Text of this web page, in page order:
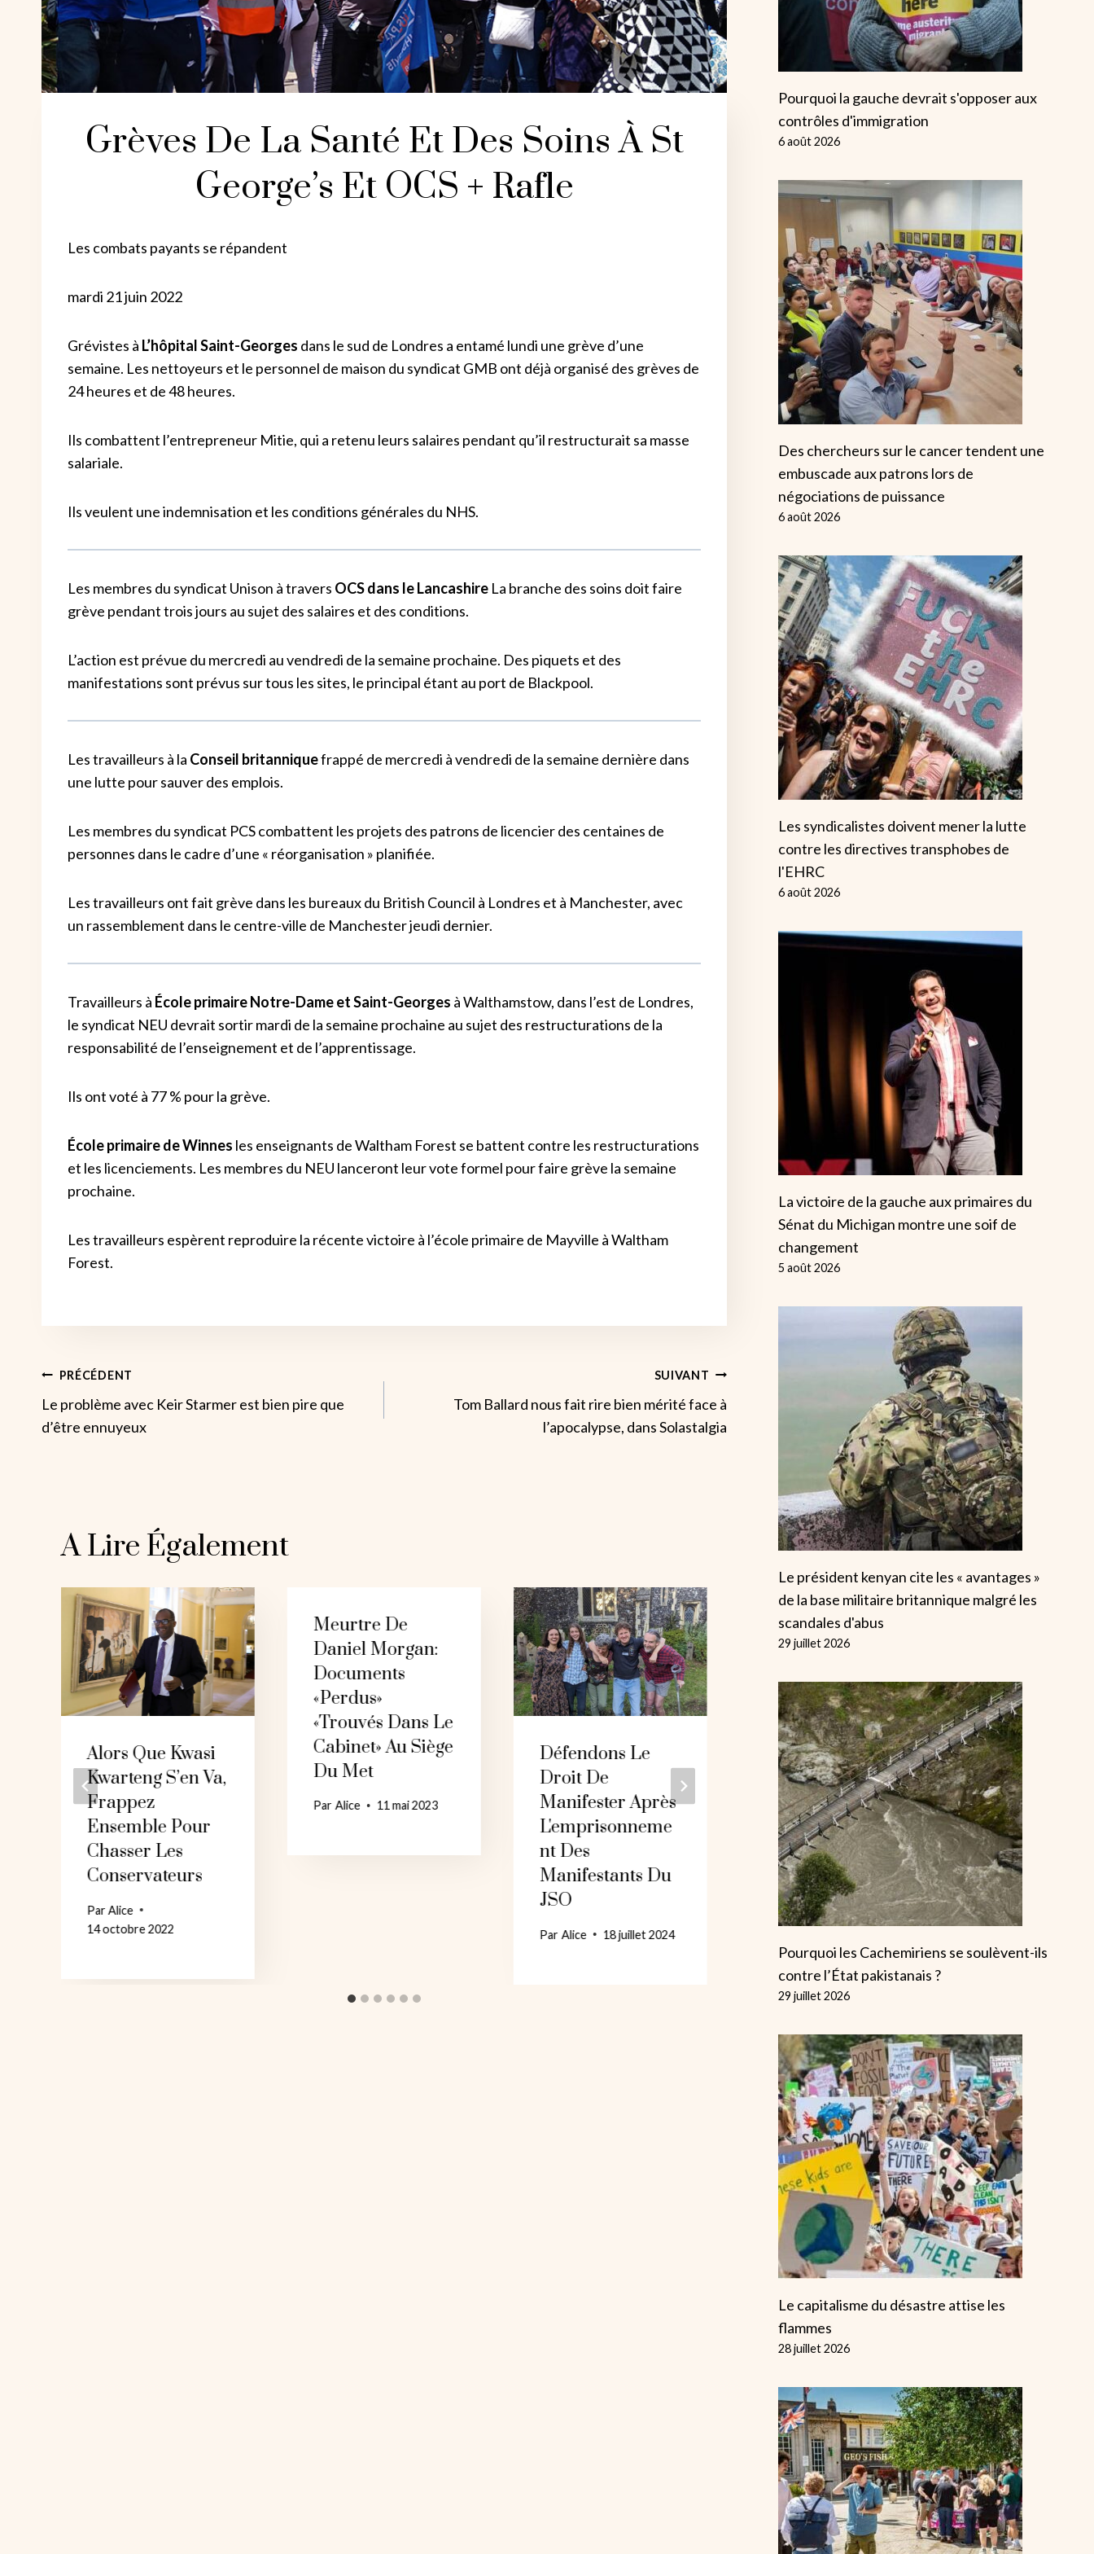
Grèves De La Santé Et Des Soins À St
George’s Et OCS + Rafle
Les combats payants se répandent
mardi 21 juin 2022
Grévistes à L’hôpital Saint-Georges dans le sud de Londres a entamé lundi une grève d’une
semaine. Les nettoyeurs et le personnel de maison du syndicat GMB ont déjà organisé des grèves de
24 heures et de 48 heures.
Ils combattent l’entrepreneur Mitie, qui a retenu leurs salaires pendant qu’il restructurait sa masse
salariale.
Ils veulent une indemnisation et les conditions générales du NHS.
Les membres du syndicat Unison à travers OCS dans le Lancashire La branche des soins doit faire
grève pendant trois jours au sujet des salaires et des conditions.
L’action est prévue du mercredi au vendredi de la semaine prochaine. Des piquets et des
manifestations sont prévus sur tous les sites, le principal étant au port de Blackpool.
Les travailleurs à la Conseil britanniquefrappé de mercredi à vendredi de la semaine dernière dans
une lutte pour sauver des emplois.
Les membres du syndicat PCS combattent les projets des patrons de licencier des centaines de
personnes dans le cadre d’une « réorganisation » planifiée.
Les travailleurs ont fait grève dans les bureaux du British Council à Londres et à Manchester, avec
un rassemblement dans le centre-ville de Manchester jeudi dernier.
Travailleurs à École primaire Notre-Dame et Saint-Georges à Walthamstow, dans l’est de Londres,
le syndicat NEU devrait sortir mardi de la semaine prochaine au sujet des restructurations de la
responsabilité de l’enseignement et de l’apprentissage.
Ils ont voté à 77 % pour la grève.
École primaire de Winnes les enseignants de Waltham Forest se battent contre les restructurations
et les licenciements. Les membres du NEU lanceront leur vote formel pour faire grève la semaine
prochaine.
Les travailleurs espèrent reproduire la récente victoire à l’école primaire de Mayville à Waltham
Forest.
Navigation
De
PRÉCÉDENT
Le problème avec Keir Starmer est bien pire que
d’être ennuyeux
SUIVANT
Tom Ballard nous fait rire bien mérité face à
l’apocalypse, dans Solastalgia
A Lire Également
Alors Que Kwasi
Kwarteng S’en Va,
Frappez
Ensemble Pour
Chasser Les
Conservateurs
ParAlice
14 octobre 2022
Meurtre De
Daniel Morgan:
Documents
«perdus»
«trouvés Dans Le
Cabinet» Au Siège
Du Met
ParAlice 11 mai 2023
Défendons Le
Droit De
Manifester Après
L'emprisonneme
Nt Des
Manifestants Du
JSO
ParAlice 18 juillet 2024
Le PDG
D'UnitedHealthc
Are A Reçu Une
Dose De Son
Propre
Médicament
ParAlice
6 décembre 2024
L’assaut
Se Poursuit
Que La
Dissidence
Grandit Au
ParAlice
Pourquoi la gauche devrait s'opposer aux
contrôles d'immigration
6 août 2026
Des chercheurs sur le cancer tendent une
embuscade aux patrons lors de
négociations de puissance
6 août 2026
Les syndicalistes doivent mener la lutte
contre les directives transphobes de
l'EHRC
6 août 2026
La victoire de la gauche aux primaires du
Sénat du Michigan montre une soif de
changement
5 août 2026
Le président kenyan cite les « avantages »
de la base militaire britannique malgré les
scandales d'abus
29 juillet 2026
Pourquoi les Cachemiriens se soulèvent-ils
contre l’État pakistanais ?
29 juillet 2026
Le capitalisme du désastre attise les
flammes
28 juillet 2026